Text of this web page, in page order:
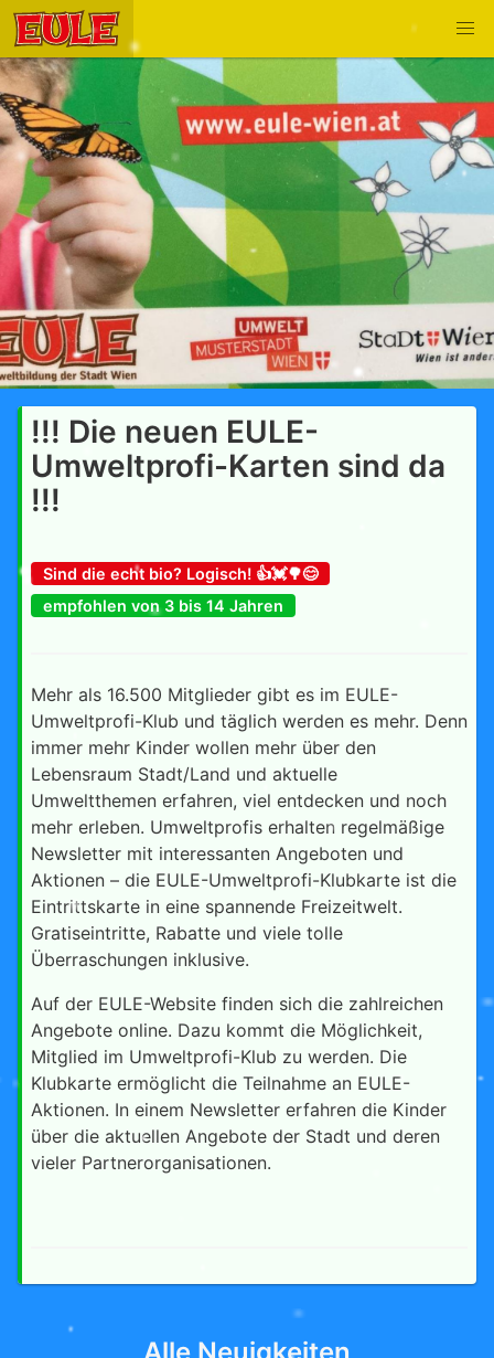
!!! Die neuen EULE-
Umweltprofi-Karten sind da
!!!
Sind die echt bio? Logisch! 👍💓🌳😊
empfohlen von 3 bis 14 Jahren
Mehr als 16.500 Mitglieder gibt es im EULE-
Umweltprofi-Klub und täglich werden es mehr. Denn
immer mehr Kinder wollen mehr über den
Lebensraum Stadt/Land und aktuelle
Umweltthemen erfahren, viel entdecken und noch
mehr erleben. Umweltprofis erhalten regelmäßige
Newsletter mit interessanten Angeboten und
Aktionen – die EULE-Umweltprofi-Klubkarte ist die
Eintrittskarte in eine spannende Freizeitwelt.
Gratiseintritte, Rabatte und viele tolle
Überraschungen inklusive.
Auf der EULE-Website finden sich die zahlreichen
Angebote online. Dazu kommt die Möglichkeit,
Mitglied im Umweltprofi-Klub zu werden. Die
Klubkarte ermöglicht die Teilnahme an EULE-
Aktionen. In einem Newsletter erfahren die Kinder
über die aktuellen Angebote der Stadt und deren
vieler Partnerorganisationen.